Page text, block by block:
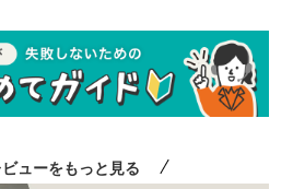
ューをもっと見る